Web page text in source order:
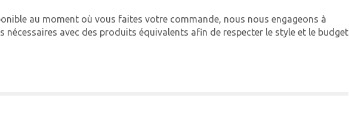
au moment où vous faites votre commande, nous nous engageons à
nécessaires avec des produits équivalents afin de respecter le style et le budget